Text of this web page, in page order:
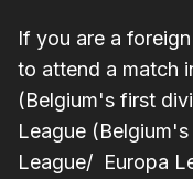
If you are a
to attend a match
(Belgium's first
League
League/ Europa